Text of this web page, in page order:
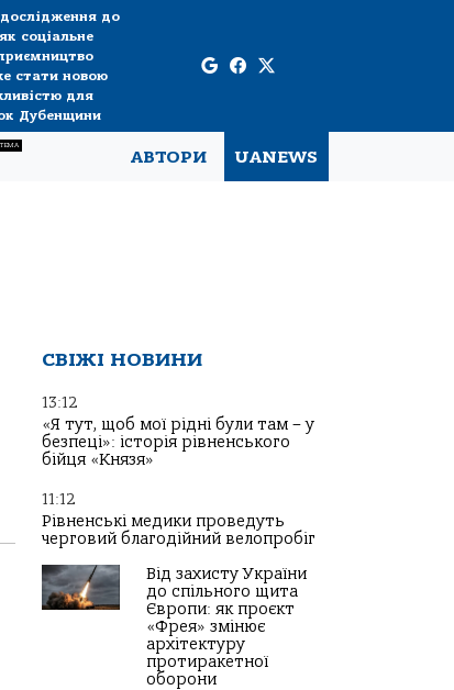
до
як соціальне
стати новою
для
Дубенщини
АВТОРИ UANEWS
СВІЖІ НОВИНИ
13:12
«Я тут, щоб мої рідні були там – у
безпеці»: історія рівненського
бійця «Князя»
11:12
Рівненські медики проведуть
черговий благодійний велопробіг
Від захисту України
до спільного щита
Європи: як проєкт
«Фрея» змінює
архітектуру
протиракетної
оборони